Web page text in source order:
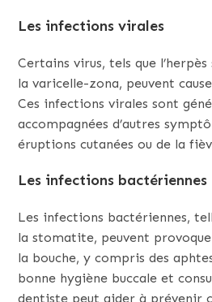
Les infections virales
Certains virus, tels que
la varicelle-zona, peuvent
Ces infections virales sont
accompagnées d’autres
éruptions cutanées ou de la
Les infections bactériennes
Les infections bactériennes,
la stomatite, peuvent
la bouche, y compris des
bonne hygiène buccale et
dentiste peut aider à prévenir